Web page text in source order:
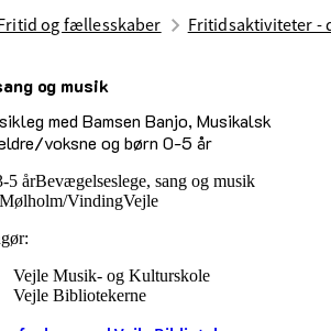
og fællesskaber Fritidsaktiviteter -
og musik
med Bamsen Banjo, Musikalsk
voksne og børn 0-5 år
2026
5 årBevægelseslege, sang og musik
Mølholm/VindingVejle
Vejle Musik- og Kulturskole
Vejle Bibliotekerne